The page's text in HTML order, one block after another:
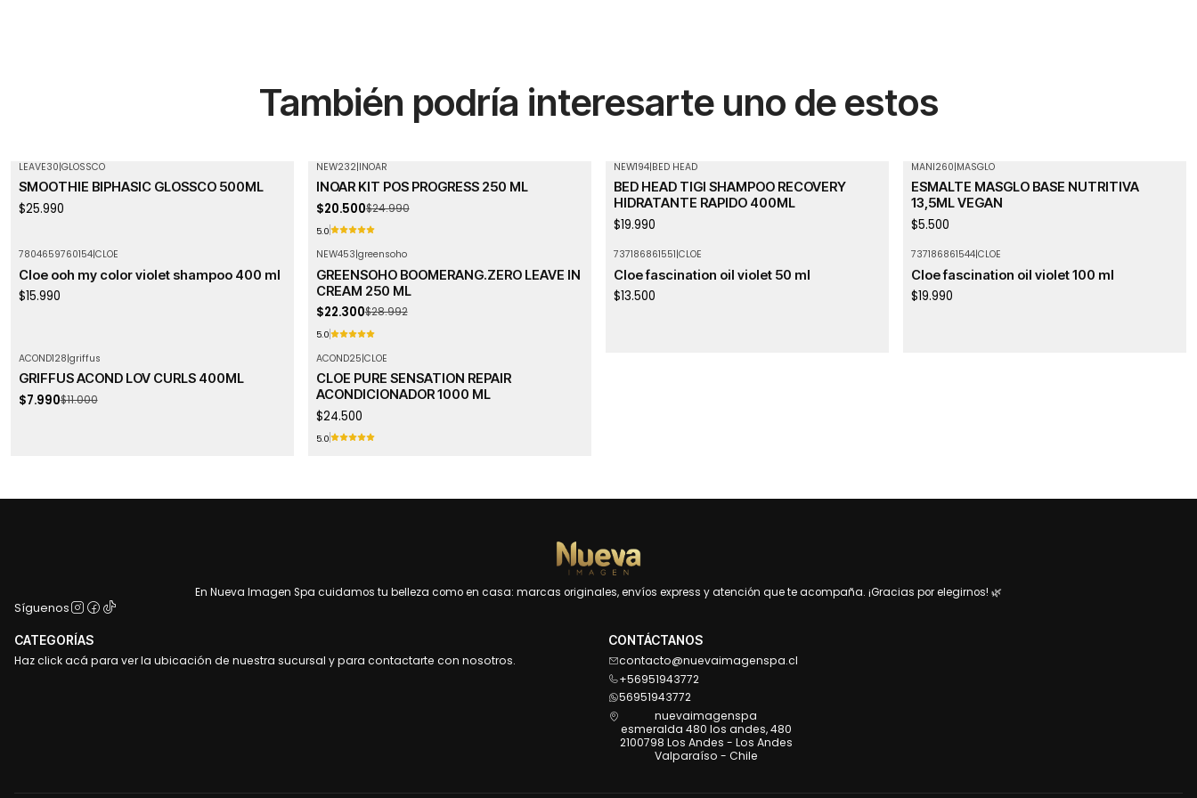
También podría interesarte uno de estos
LEAVE30|GLOSSCO
SMOOTHIE BIPHASIC GLOSSCO 500ML
$25.990
Agotado
NEW232|INOAR
INOAR KIT POS PROGRESS 250 ML
$20.500$24.990
5.0
NEW194|BED HEAD
BED HEAD TIGI SHAMPOO RECOVERY
HIDRATANTE RAPIDO 400ML
$19.990
MANI260|MASGLO
ESMALTE MASGLO BASE NUTRITIVA
13,5ML VEGAN
$5.500
7804659760154|CLOE
Cloe ooh my color violet shampoo 400 ml
$15.990
NEW453|greensoho
GREENSOHO BOOMERANG.ZERO LEAVE IN
CREAM 250 ML
$22.300$28.992
5.0
737186861551|CLOE
Cloe fascination oil violet 50 ml
$13.500
737186861544|CLOE
Cloe fascination oil violet 100 ml
$19.990
Agotado
ACOND128|griffus
GRIFFUS ACOND LOV CURLS 400ML
$7.990$11.000
ACOND25|CLOE
CLOE PURE SENSATION REPAIR
ACONDICIONADOR 1000 ML
$24.500
5.0
En Nueva Imagen Spa cuidamos tu belleza como en casa: marcas originales, envíos express y atención que te acompaña. ¡Gracias por elegirnos! 🌿
Síguenos
CATEGORÍAS
Haz click acá para ver la ubicación de nuestra sucursal y para contactarte con nosotros.
CONTÁCTANOS
contacto@nuevaimagenspa.cl
+56951943772
56951943772
nuevaimagenspa
esmeralda 480 los andes, 480
2100798 Los Andes - Los Andes
Valparaíso - Chile